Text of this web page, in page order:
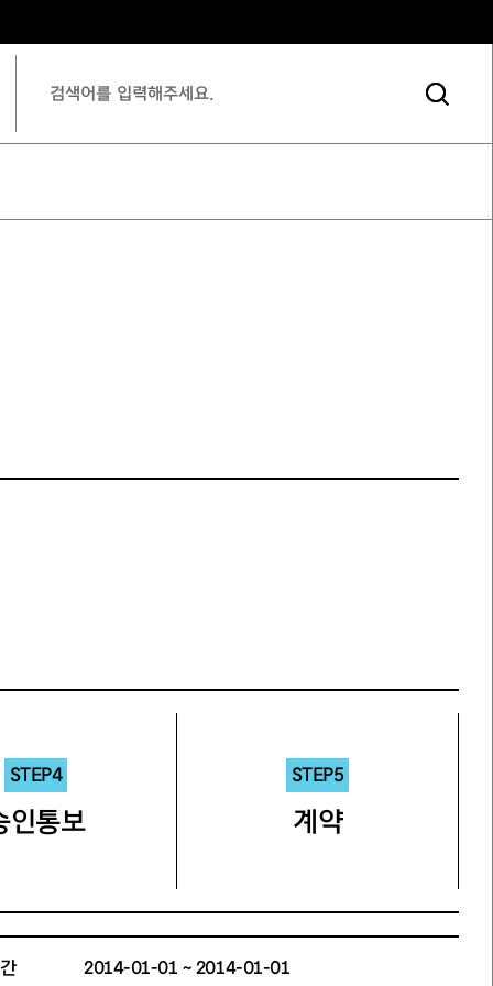
STEP4
인통보
STEP5
계약
2014-01-01 ~ 2014-01-01